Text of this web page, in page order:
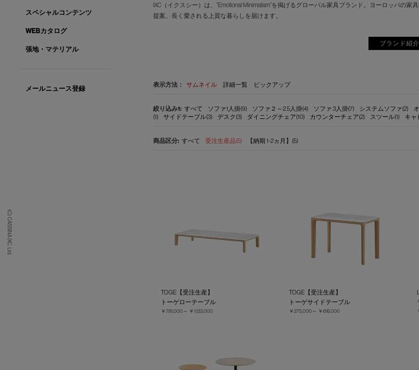
(C) CASSINA IXC. Ltd.
IXC（イクスシー）は、”Emotional Minimalism”を掲げるグローバル家具ブランド。ヨーロッパ
提案。長く愛される上質な暮らしを届けます。
ブランド紹
表示方法： サムネイル 詳細一覧 ピックアップ
すべて ソファ1人掛(9) ソファ２～2.5人掛(4) ソファ 3人掛(7) システムソファ(2)
(1)
サイドテーブル(3) デスク(3) ダイニングチェア(10) カウンターチェア(2) スツール(1) キャ
すべて 受注生産品(5) 【納期 1-2ヵ月】(5)
TOGE【受注生産】
トーゲローテーブル
￥781,000～ ￥1,133,000
TOGE【受注生産】
トーゲサイドテーブル
￥275,000～ ￥616,000
スペシャルコンテンツ
WEBカタログ
張地・マテリアル
メールニュース登録